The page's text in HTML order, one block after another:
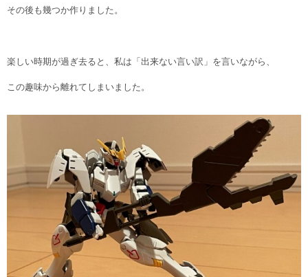
その後も幾つか作りました。
楽しい時期が過ぎ去ると、私は「出来ない言い訳」を言いながら、
この趣味から離れてしまいました。